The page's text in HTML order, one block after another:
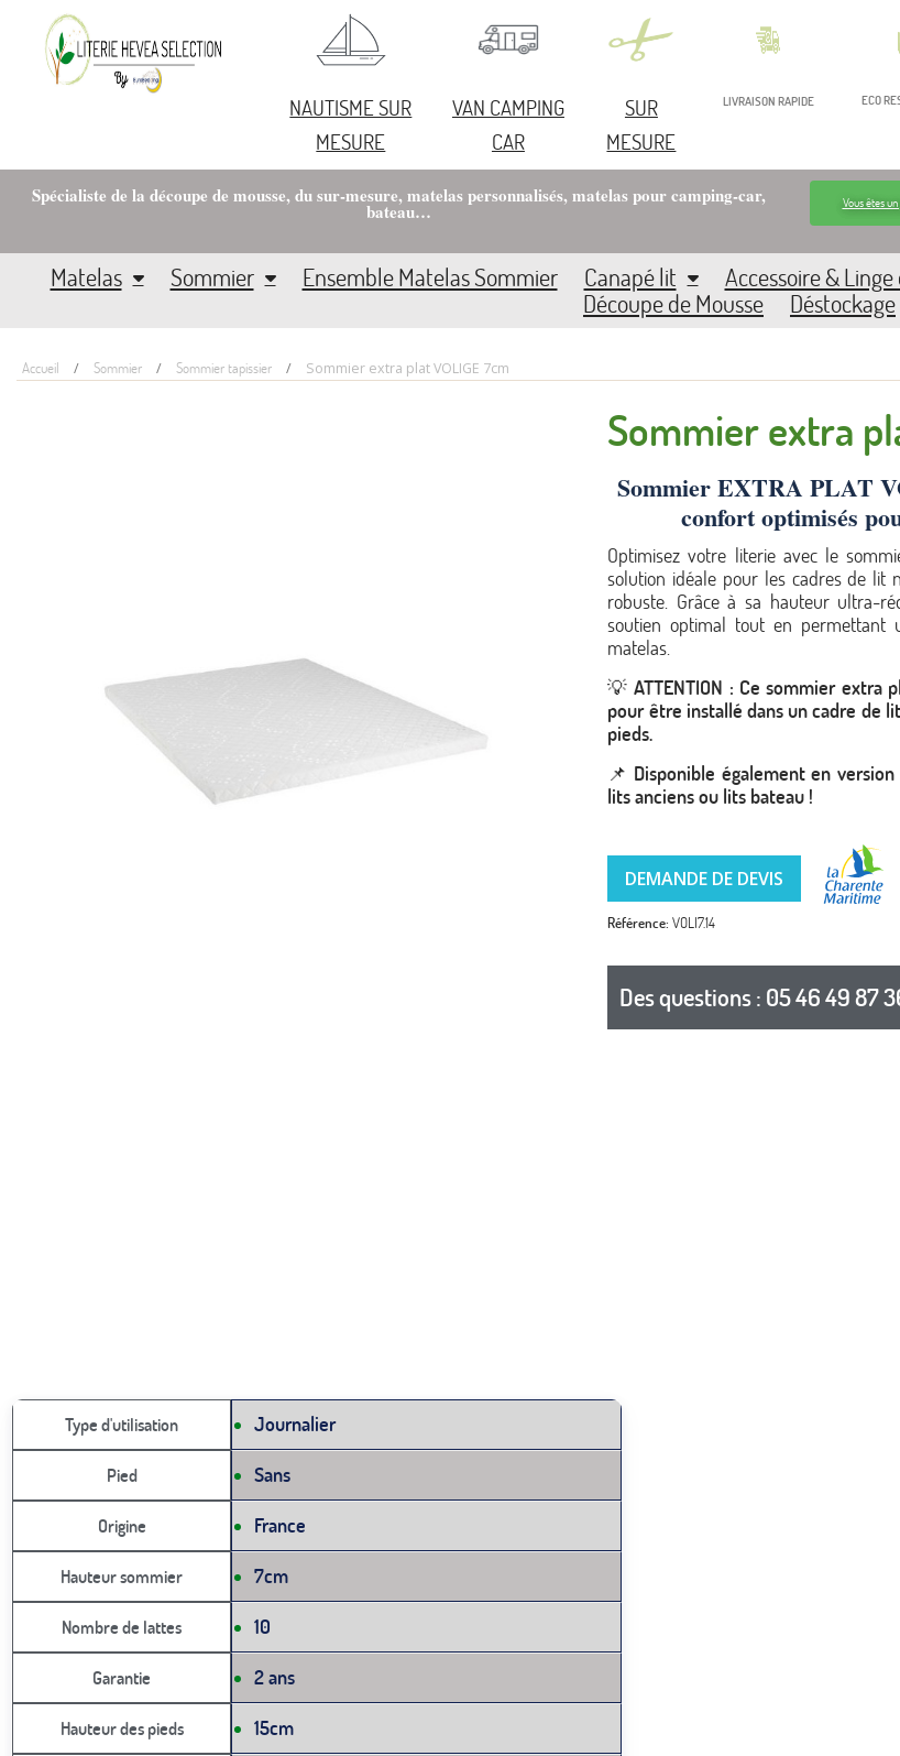
NAUTISME SUR
MESURE
VAN CAMPING
CAR
SUR
MESURE
LIVRAISON RAPIDE ECO
Spécialiste de la découpe de mousse, du sur-mesure, matelas personnalisés, matelas pour camping-car,
bateau… Vous êtes
Matelas Sommier Ensemble Matelas Sommier Canapé lit Accessoire &
Découpe de Mousse
Déstockage
Accueil Sommier Sommier tapissier Sommier extra plat VOLIGE 7cm
Sommier extra
Sommier EXTRA PLAT
confort optimisés
Optimisez votre literie avec le
solution idéale pour les cadres de lit
robuste. Grâce à sa hauteur ultra-
soutien optimal tout en permettant
matelas.
💡ATTENTION : Ce sommier extra
pour être installé dans un cadre de
pieds.
📌 Disponible également en
lits anciens ou lits bateau !
DEMANDE DE DEVIS
Référence VOLI7.14
Des questions : 05 46 49 87
Type d'utilisation Journalier
Pied Sans
Origine France
Hauteur sommier 7cm
Nombre de lattes 10
Garantie 2 ans
Hauteur des pieds 15cm